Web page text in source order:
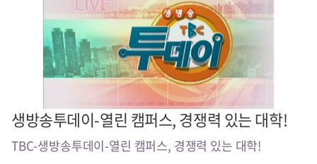
생방송투데이-열린 캠퍼스, 경쟁력 있는 대학!
TBC-생방송투데이-열린 캠퍼스, 경쟁력 있는 대학!